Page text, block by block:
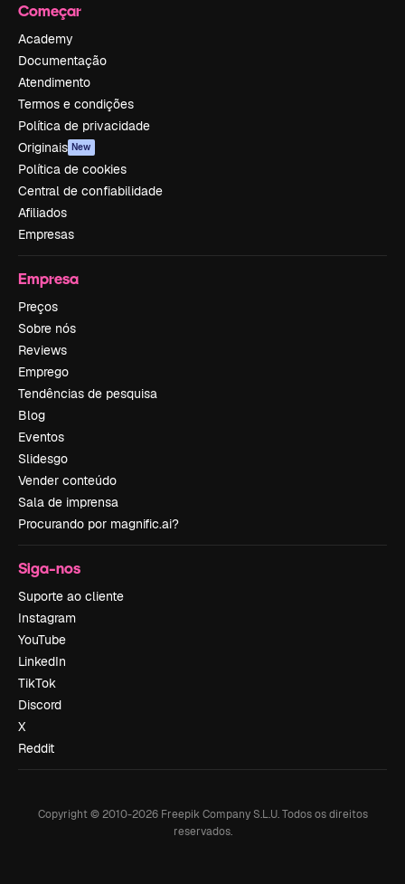
Começar
Academy
Documentação
Atendimento
Termos e condições
Política de privacidade
Originais New
Política de cookies
Central de confiabilidade
Afiliados
Empresas
Empresa
Preços
Sobre nós
Reviews
Emprego
Tendências de pesquisa
Blog
Eventos
Slidesgo
Vender conteúdo
Sala de imprensa
Procurando por magnific.ai?
Siga-nos
Suporte ao cliente
Instagram
YouTube
LinkedIn
TikTok
Discord
X
Reddit
Copyright © 2010-2026Freepik Company S.L.U. Todos os direitos
reservados.